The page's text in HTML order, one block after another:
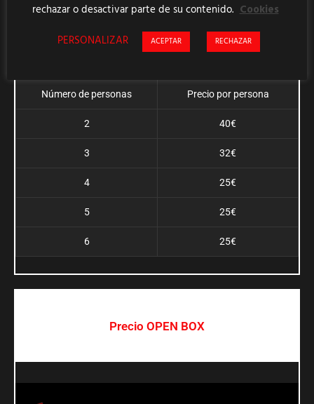
Número de personas Precio por persona
2 40€
3 32€
4 25€
5 25€
6 25€
Precio OPEN BOX
rechazar o desactivar parte de su contenido. Cookies
PERSONALIZAR
ACEPTAR RECHAZAR